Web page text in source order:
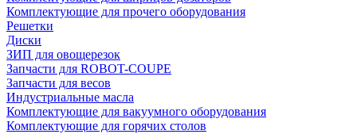
Комплектующие для прочего оборудования
Решетки
Диски
ЗИП для овощерезок
Запчасти для ROBOT-COUPE
Запчасти для весов
Индустриальные масла
Комплектующие для вакуумного оборудования
Комплектующие для горячих столов